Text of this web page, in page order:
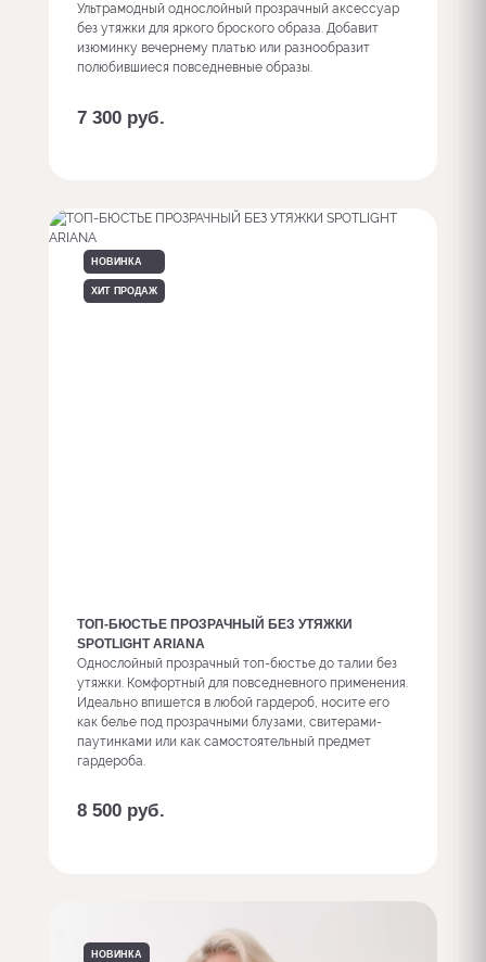
Ультрамодный однослойный прозрачный аксессуар
без утяжки для яркого броского образа. Добавит
изюминку вечернему платью или разнообразит
полюбившиеся повседневные образы.
7 300 руб.
НОВИНКА
ХИТ ПРОДАЖ
ТОП-БЮСТЬЕ ПРОЗРАЧНЫЙ БЕЗ УТЯЖКИ
SPOTLIGHT ARIANA
Однослойный прозрачный топ-бюстье до талии без
утяжки. Комфортный для повседневного применения.
Идеально впишется в любой гардероб, носите его
как белье под прозрачными блузами, свитерами-
паутинками или как самостоятельный предмет
гардероба.
8 500 руб.
НОВИНКА